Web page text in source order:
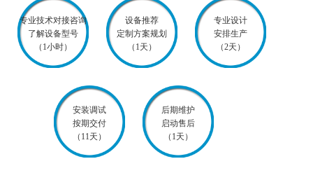
专业技术对接咨询
了解设备型号
（1小时）
设备推荐
定制方案规划
（1天）
专业设计
安排生产
（2天）
安装调试
按期交付
（11天）
后期维护
启动售后
（1天）